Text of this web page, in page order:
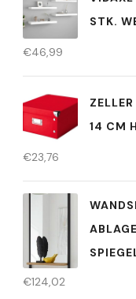
STK.
€46,99
14 CM
€23,76
€124,02